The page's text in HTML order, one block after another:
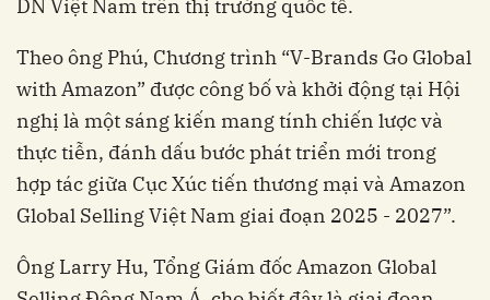
DN Việt Nam trên thị trường quốc tế.
Theo ông Phú, Chương trình “V-Brands Go Global
with Amazon” được công bố và khởi động tại Hội
nghị là một sáng kiến mang tính chiến lược và
thực tiễn, đánh dấu bước phát triển mới trong
hợp tác giữa Cục Xúc tiến thương mại và Amazon
Global Selling Việt Nam giai đoạn 2025 - 2027”.
Ông Larry Hu, Tổng Giám đốc Amazon Global